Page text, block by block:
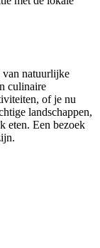
van natuurlijke
culinaire
of je nu
landschappen,
eten. Een bezoek